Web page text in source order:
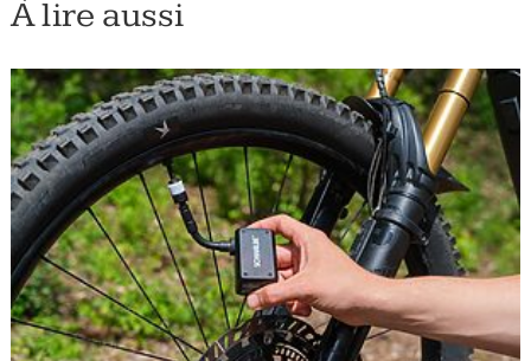
À lire aussi